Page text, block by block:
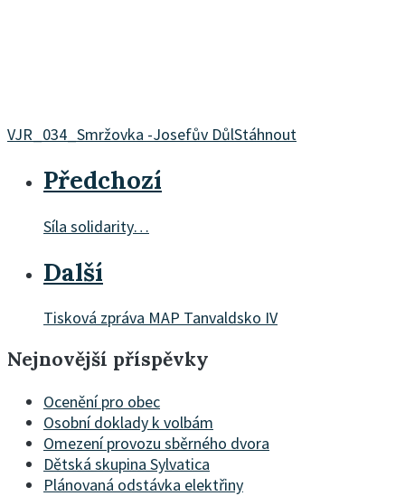
VJR_034_Smržovka -Josefův DůlStáhnout
Předchozí
Síla solidarity…
Další
Tisková zpráva MAP Tanvaldsko IV
Nejnovější příspěvky
Ocenění pro obec
Osobní doklady k volbám
Omezení provozu sběrného dvora
Dětská skupina Sylvatica
Plánovaná odstávka elektřiny